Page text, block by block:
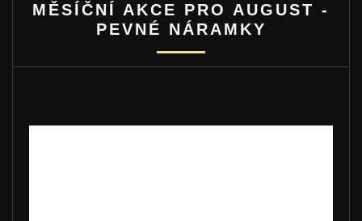
MĚSÍČNÍ AKCE PRO AUGUST -
PEVNÉ NÁRAMKY